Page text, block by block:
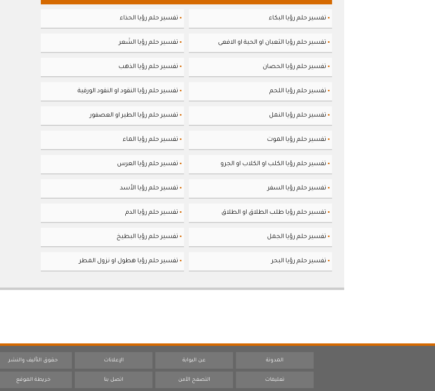
▪ تفسير حلم رؤيا البكاء ▪ تفسير حلم رؤيا الحذاء
▪ تفسير حلم رؤيا الثعبان او الحية او الافعى ▪ تفسير حلم رؤيا الشَعر
▪ تفسير حلم رؤيا الحصان ▪ تفسير حلم رؤيا الذهب
▪ تفسير حلم رؤيا اللحم ▪ تفسير حلم رؤيا النقود او النقود الورقية
▪ تفسير حلم رؤيا النمل ▪ تفسير حلم رؤيا الطير او العصفور
▪ تفسير حلم رؤيا الموت ▪ تفسير حلم رؤيا الماء
▪ تفسير حلم رؤيا الكلب او الكلاب او الجرو ▪ تفسير حلم رؤيا العرس
▪ تفسير حلم رؤيا السفر ▪ تفسير حلم رؤيا الأسد
▪ تفسير حلم رؤيا طلب الطلاق او الطلاق ▪ تفسير حلم رؤيا الدم
▪ تفسير حلم رؤيا الجمل ▪ تفسير حلم رؤيا البطيخ
▪ تفسير حلم رؤيا البحر ▪ تفسير حلم رؤيا هطول او نزول المطر
المدونة عن البوابة الإعلانات حقوق التأليف والنشر
تعليمات التصفح الآمن اتصل بنا خريطة الموقع